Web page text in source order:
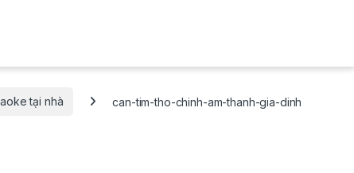
tại nhà can-tim-tho-chinh-am-thanh-gia-dinh